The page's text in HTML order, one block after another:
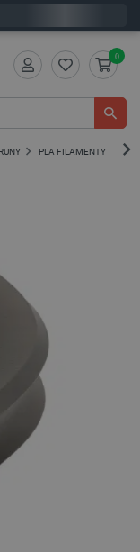
0
PLA FILAMENTY